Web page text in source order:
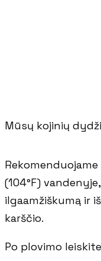
Mūsų kojinių
(104°F)
ilgaamžiškumą ir
karščio.
Po plovimo